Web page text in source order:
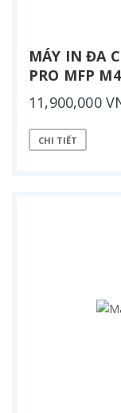
MÁY IN ĐA
PRO MFP
11,900,000
CHI TIẾT